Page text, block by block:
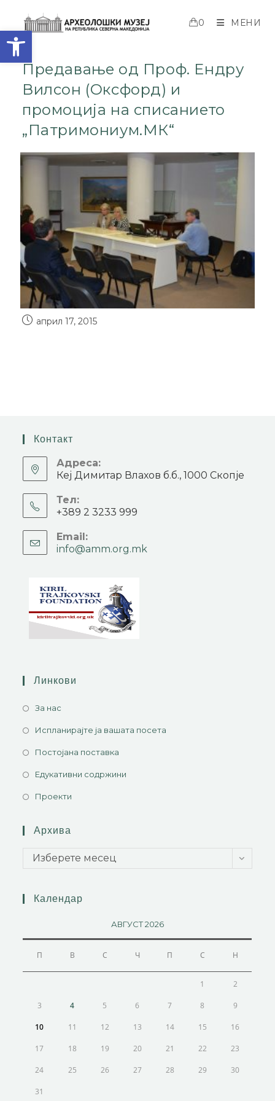
Open toolbar
0 МЕНИ
Предавање од Проф. Ендру
Вилсон (Оксфорд) и
промоција на списанието
„Патримониум.МК“
април 17, 2015
Контакт
Адреса:
Кеј Димитар Влахов б.б., 1000 Скопје
Тел:
+389 2 3233 999
Email:
info@amm.org.mk
Линкови
За нас
Испланирајте ја вашата посета
Постојана поставка
Едукативни содржини
Проекти
Архива
Изберете месец
Календар
АВГУСТ 2026
П В С Ч П С Н
1 2
3 4 5 6 7 8 9
10 11 12 13 14 15 16
17 18 19 20 21 22 23
24 25 26 27 28 29 30
31